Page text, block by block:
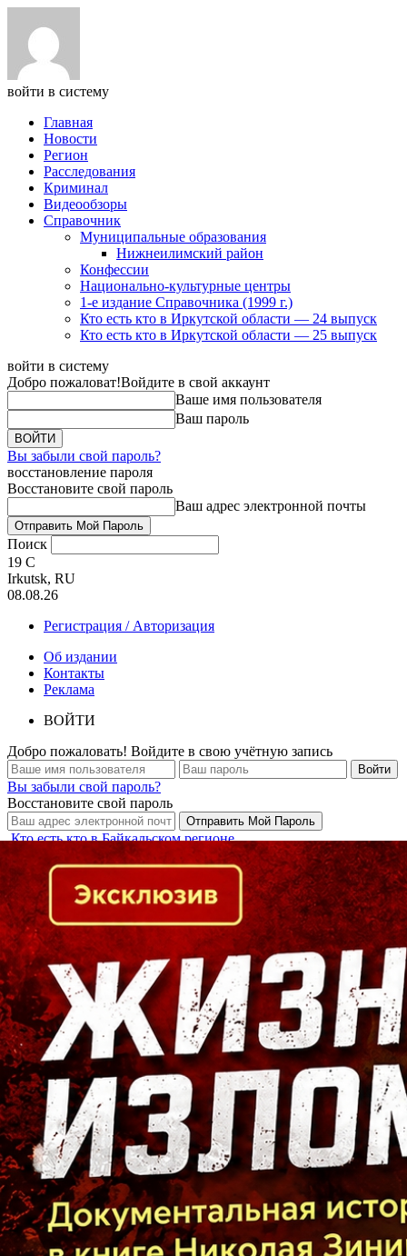
войти в систему
Главная
Новости
Регион
Расследования
Криминал
Видеообзоры
Справочник
Муниципальные образования
Нижнеилимский район
Конфессии
Национально-культурные центры
1-е издание Справочника (1999 г.)
Кто есть кто в Иркутской области — 24 выпуск
Кто есть кто в Иркутской области — 25 выпуск
войти в систему
Добро пожаловат!Войдите в свой аккаунт
Ваше имя пользователя
Ваш пароль
Вы забыли свой пароль?
восстановление пароля
Восстановите свой пароль
Ваш адрес электронной почты
Поиск
19 C
Irkutsk, RU
08.08.26
Регистрация / Авторизация
Об издании
Контакты
Реклама
ВОЙТИ
Добро пожаловать! Войдите в свою учётную запись
Вы забыли свой пароль?
Восстановите свой пароль
Кто есть кто в Байкальском регионе